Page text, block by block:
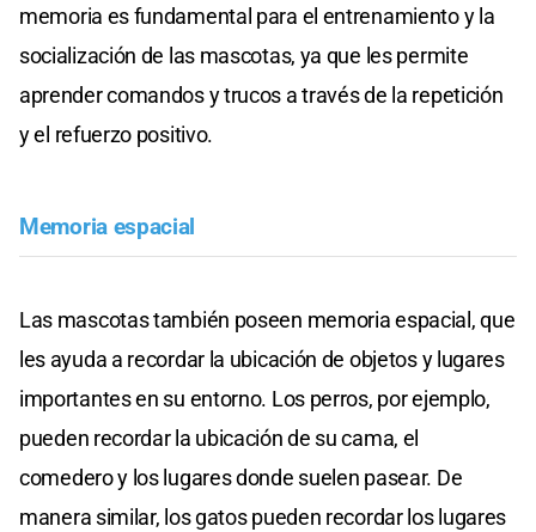
memoria es fundamental para el entrenamiento y la
socialización de las mascotas, ya que les permite
aprender comandos y trucos a través de la repetición
y el refuerzo positivo.
Memoria espacial
Las mascotas también poseen memoria espacial, que
les ayuda a recordar la ubicación de objetos y lugares
importantes en su entorno. Los perros, por ejemplo,
pueden recordar la ubicación de su cama, el
comedero y los lugares donde suelen pasear. De
manera similar, los gatos pueden recordar los lugares